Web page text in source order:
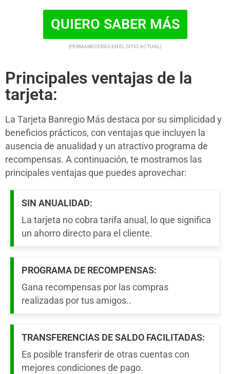
QUIERO SABER MÁS
(PERMANECERÁS EN EL SITIO ACTUAL)
Principales ventajas de la
tarjeta:
La Tarjeta Banregio Más destaca por su simplicidad y
beneficios prácticos, con ventajas que incluyen la
ausencia de anualidad y un atractivo programa de
recompensas. A continuación, te mostramos las
principales ventajas que puedes aprovechar:
SIN ANUALIDAD:
La tarjeta no cobra tarifa anual, lo que significa
un ahorro directo para el cliente.
PROGRAMA DE RECOMPENSAS:
Gana recompensas por las compras
realizadas por tus amigos..
TRANSFERENCIAS DE SALDO FACILITADAS:
Es posible transferir de otras cuentas con
mejores condiciones de pago.